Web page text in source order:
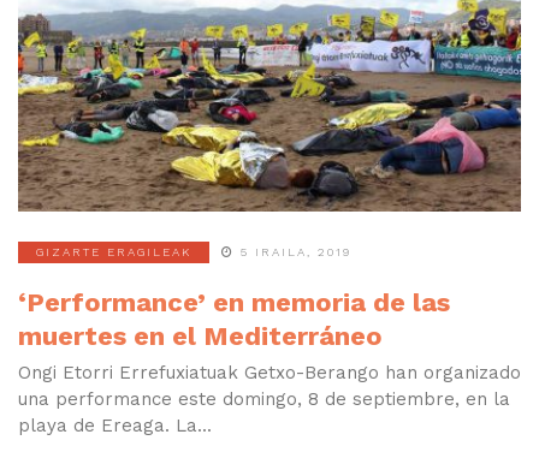
GIZARTE ERAGILEAK 5 IRAILA, 2019
‘Performance’ en memoria de las
muertes en el Mediterráneo
Ongi Etorri Errefuxiatuak Getxo-Berango han organizado
una performance este domingo, 8 de septiembre, en la
playa de Ereaga. La...